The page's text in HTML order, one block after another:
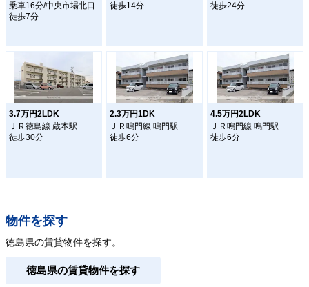
乗車16分/中央市場北口
徒歩7分
徒歩14分
徒歩24分
3.7万円2LDK
ＪＲ徳島線 蔵本駅
徒歩30分
2.3万円1DK
ＪＲ鳴門線 鳴門駅
徒歩6分
4.5万円2LDK
ＪＲ鳴門線 鳴門駅
徒歩6分
物件を探す
徳島県の賃貸物件を探す。
徳島県の賃貸物件を探す